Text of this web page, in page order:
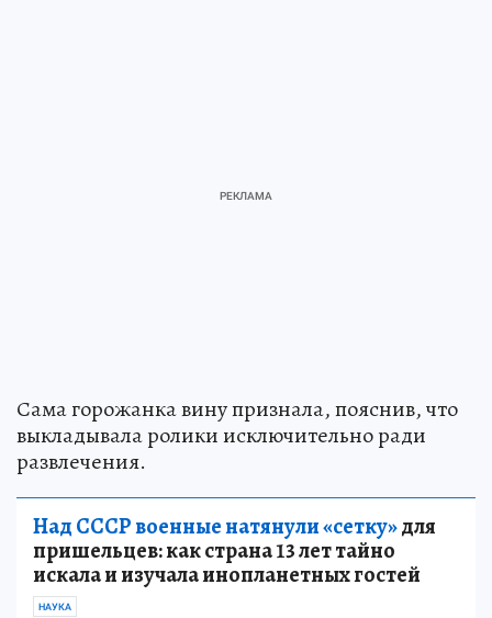
Сама горожанка вину признала, пояснив, что
выкладывала ролики исключительно ради
развлечения.
Над СССР военные натянули «сетку»для
пришельцев: как страна 13 лет тайно
искала и изучала инопланетных гостей
НАУКА